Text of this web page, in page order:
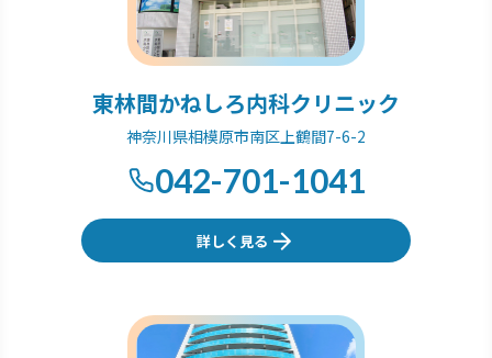
東林間かねしろ内科クリニック
神奈川県相模原市南区上鶴間7-6-2
042-701-1041
詳しく見る